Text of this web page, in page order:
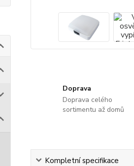
Doprava
Doprava celého
sortimentu až domů
Kompletní specifikace